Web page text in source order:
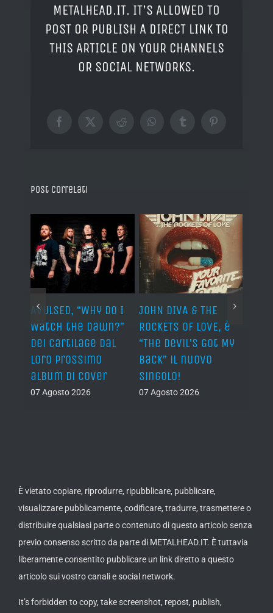
METALHEAD.IT. IT'S ALLOWED TO
POST OR PUBLISH A DIRECT LINK TO
THIS ARTICLE ON YOUR CHANNELS
OR SOCIAL NETWORKS.
Facebook
X RedditWhatsAppTumblrPinterest
Post correlati
AVULSED, “Why Do I
Watch the Dawn?”
dei Cartilage dal
loro prossimo
album di cover
07 Agosto 2026
JOHN DIVA & THE
ROCKETS OF LOVE, è
“The Devil’s Got My
Back” il nuovo
singolo!
07 Agosto 2026
È vietato copiare, riprodurre, ripubblicare, pubblicare,
visualizzare pubblicamente, codificare, tradurre, trasmettere o
distribuire qualsiasi parte o contenuto di questo articolo senza
previo consenso scritto da parte di METALHEAD.IT. È tuttavia
liberamente consentito pubblicare un link diretto a questo
articolo sui vostro canali e social network.
It’s forbidden to copy, take screenshot, repost, publish,